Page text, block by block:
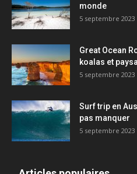
monde
5 septembre 2023
Great Ocean
koalas et
5 septembre 2023
Surf trip en
pas manquer
5 septembre 2023